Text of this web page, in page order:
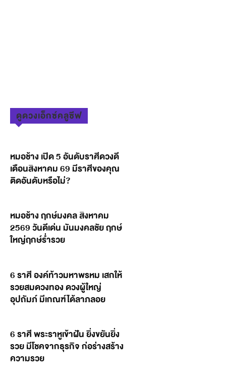
ดูดวงเอ็กซ์คลูซีฟ
หมอช้าง เปิด 5 อันดับราศีดวงดี
เดือนสิงหาคม 69 มีราศีของคุณ
ติดอันดับหรือไม่?
หมอช้าง ฤกษ์มงคล สิงหาคม
2569 วันดีเด่น มันมงคลชัย ฤกษ์
ใหญ่ฤกษ์ร่ำรวย
6 ราศี องค์ท้าวมหาพรหม เสกให้
รวยสมดวงทอง ดวงผู้ใหญ่
อุปถัมภ์ มีเกณฑ์ได้ลาภลอย
6 ราศี พระราหูเข้าฝัน ยิ่งขยันยิ่ง
รวย มีโชคจากธุรกิจ ก่อร่างสร้าง
ความรวย